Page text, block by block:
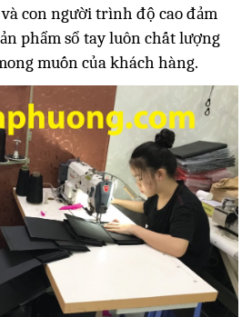
con người trình độ cao đảm
phẩm sổ tay luôn chất lượng
muốn của khách hàng.